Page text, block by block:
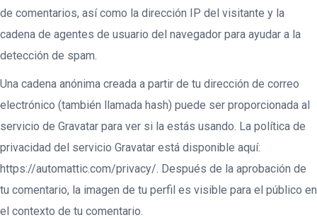
de comentarios, así como la dirección IP del visitante y la
cadena de agentes de usuario del navegador para ayudar a la
detección de spam.
Una cadena anónima creada a partir de tu dirección de correo
electrónico (también llamada hash) puede ser proporcionada al
servicio de Gravatar para ver si la estás usando. La política de
privacidad del servicio Gravatar está disponible aquí:
https://automattic.com/privacy/. Después de la aprobación de
tu comentario, la imagen de tu perfil es visible para el público en
el contexto de tu comentario.